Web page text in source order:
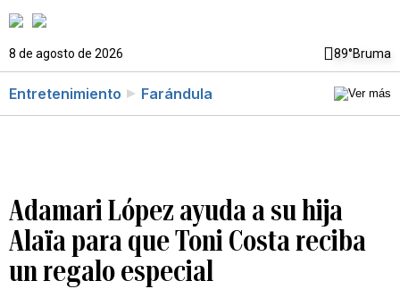
8 de agosto de 2026 89°Bruma
Entretenimiento Farándula
Adamari López ayuda a su hija
Alaïa para que Toni Costa reciba
un regalo especial